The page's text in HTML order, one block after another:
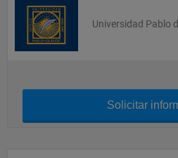
Universidad Pablo
Solicitar